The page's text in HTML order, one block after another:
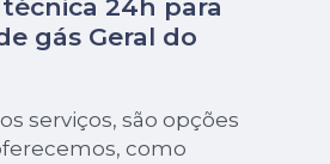
24h para
gás Geral do
serviços, são opções
como